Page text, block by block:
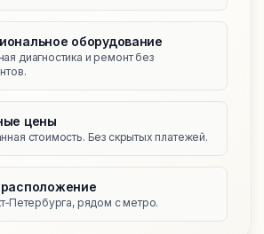
оборудование
диагностика и ремонт без
цены
стоимость. Без скрытых платежей.
рядом с метро.